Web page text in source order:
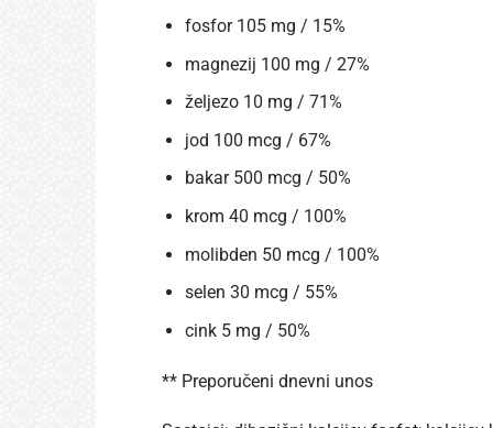
fosfor 105 mg / 15%
magnezij 100 mg / 27%
željezo 10 mg / 71%
jod 100 mcg / 67%
bakar 500 mcg / 50%
krom 40 mcg / 100%
molibden 50 mcg / 100%
selen 30 mcg / 55%
cink 5 mg / 50%
** Preporučeni dnevni unos